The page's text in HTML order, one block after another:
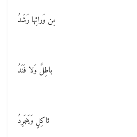
مِن وَرائِها رَشَدُ
باطِلٌ وَلا فَنَدُ
ثاكِلٍ وَيَنجَرِدُ